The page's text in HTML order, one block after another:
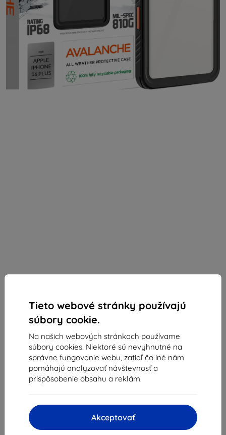
Tieto webové stránky používajú
súbory cookie.
Na našich webových stránkach používame
súbory cookies. Niektoré sú nevyhnutné na
správne fungovanie webu, zatiaľ čo iné nám
pomáhajú analyzovať návštevnosť a
prispôsobenie obsahu a reklám.
Akceptovať
Eiger Avalanche obal pre iPhone 16 Plus v čiernej
farbe
Vhodné pre: Apple iPhone 16 Plus
30,90 €
27,81 €